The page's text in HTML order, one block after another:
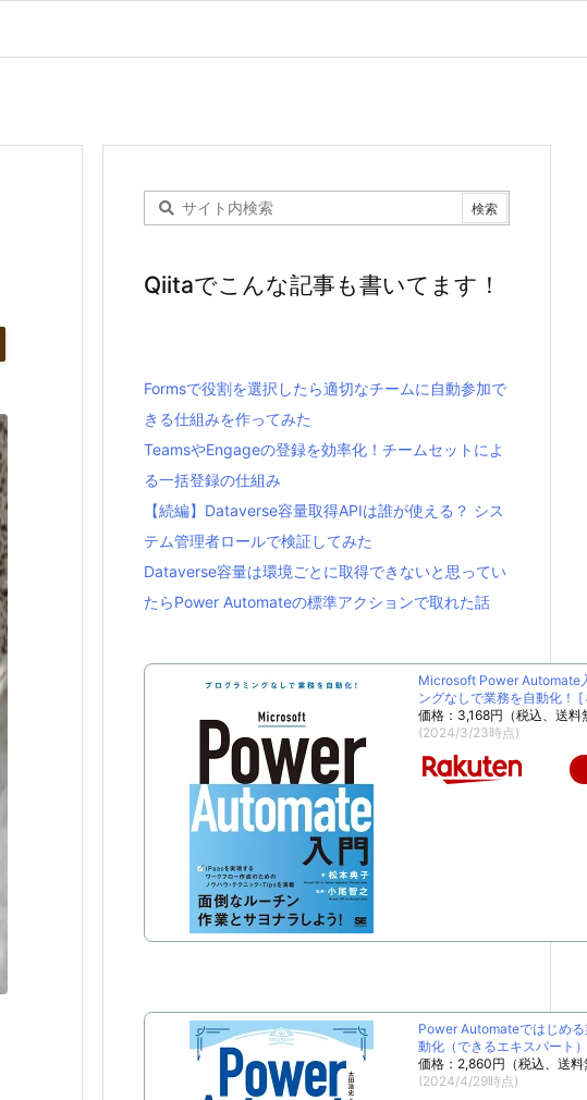
Qiitaでこんな記事も書いてます！
Formsで役割を選択したら適切なチームに自動参加で
きる仕組みを作ってみた
TeamsやEngageの登録を効率化！チームセットによ
る一括登録の仕組み
【続編】Dataverse容量取得APIは誰が使える？ シス
テム管理者ロールで検証してみた
Dataverse容量は環境ごとに取得できないと思ってい
たらPower Automateの標準アクションで取れた話
Microsoft Power Automate
ングなしで業務を自動化！ [
価格：3,168円（税込、送料
(2024/3/23時点)
Power Automateではじめ
動化（できるエキスパート
価格：2,860円（税込、送料
(2024/4/29時点)